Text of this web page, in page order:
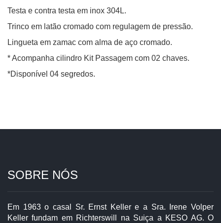
Testa e contra testa em inox 304L.
Trinco em latão cromado com regulagem de pressão.
Lingueta em zamac com alma de aço cromado.
* Acompanha cilindro Kit Passagem com 02 chaves.
*Disponível 04 segredos.
SOBRE NÓS
Em 1963 o casal Sr. Ernst Keller e a Sra. Irene Volper
Keller fundam em Richterswill na Suiça a KESO AG. O